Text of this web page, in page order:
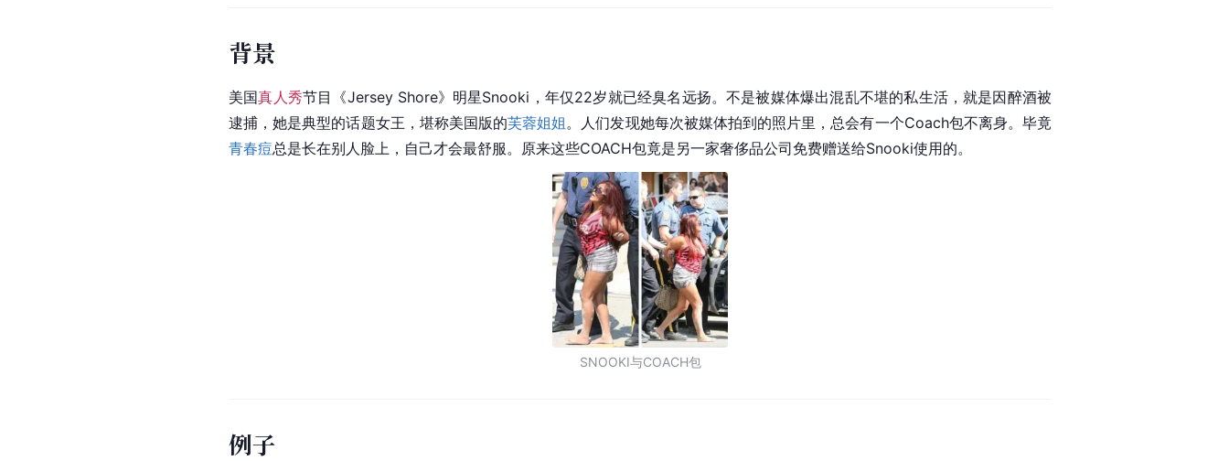
背景
美国真人秀节目《Jersey Shore》明星Snooki，年仅22岁就已经臭名远扬。不是被媒体爆出混乱不堪的私生活，就是因醉酒被
逮捕，她是典型的话题女王，堪称美国版的芙蓉姐姐 。人们发现她每次被媒体拍到的照片里，总会有一个Coach包不离身。毕竟
青春痘总是长在别人脸上，自己才会最舒服。原来这些COACH包竟是另一家奢侈品公司免费赠送给Snooki使用的。
SNOOKI与COACH包
例子